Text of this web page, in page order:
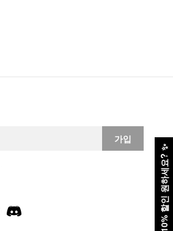
10% 할인 원하세요?
✨
가입